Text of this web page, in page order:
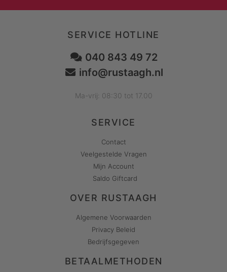
SERVICE HOTLINE
040 843 49 72
info@rustaagh.nl
Ma-vrij: 08:30 tot 17.00
SERVICE
Contact
Veelgestelde Vragen
Mijn Account
Saldo Giftcard
OVER RUSTAAGH
Algemene Voorwaarden
Privacy Beleid
Bedrijfsgegeven
BETAALMETHODEN